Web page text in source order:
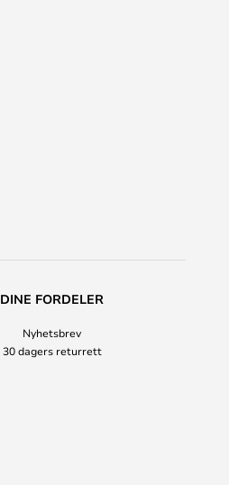
DINE FORDELER
Nyhetsbrev
30 dagers returrett